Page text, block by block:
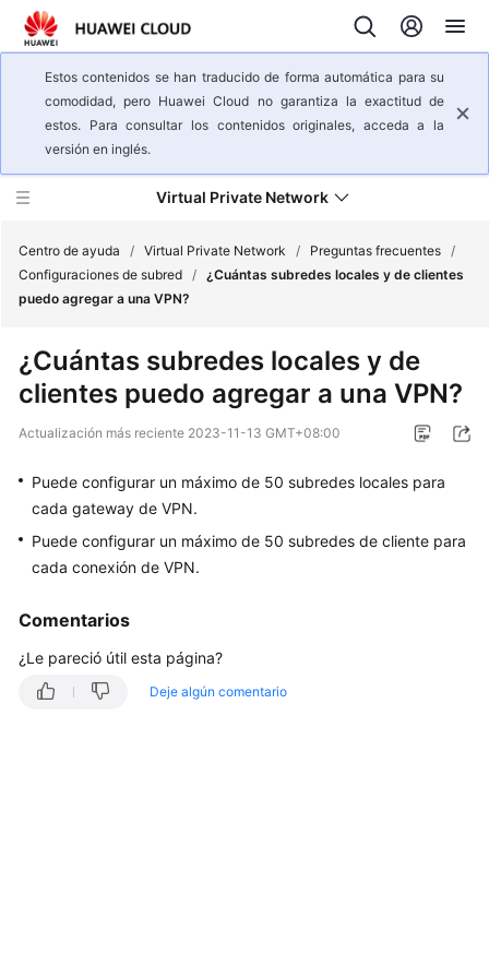
Estos contenidos se han traducido de forma automática para su
comodidad, pero Huawei Cloud no garantiza la exactitud de
estos. Para consultar los contenidos originales, acceda a la
versión en inglés.
Virtual Private Network
del
servicio
Pasos
Guía
del
usuario
Preguntas
Preguntas
Centro de ayuda / Virtual Private Network / Preguntas frecuentes /
Configuraciones de subred / ¿Cuántas subredes locales y de clientes
puedo agregar a una VPN?
¿Cuántas subredes locales y de
clientes puedo agregar a una VPN?
Actualización más reciente 2023-11-13 GMT+08:00
Puede configurar un máximo de 50 subredes locales para
cada gateway de VPN.
Puede configurar un máximo de 50 subredes de cliente para
cada conexión de VPN.
Comentarios
¿Le pareció útil esta página?
Deje algún comentario